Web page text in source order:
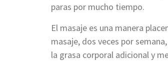
paras por mucho tiempo.
El masaje es una manera
masaje, dos veces por
la grasa corporal adicional y